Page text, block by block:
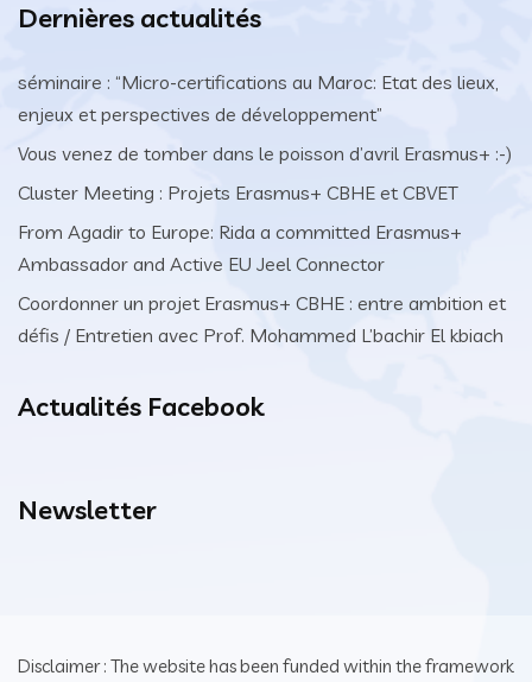
Dernières actualités
séminaire : “Micro-certifications au Maroc: Etat des lieux,
enjeux et perspectives de développement”
Vous venez de tomber dans le poisson d’avril Erasmus+ :-)
Cluster Meeting : Projets Erasmus+ CBHE et CBVET
From Agadir to Europe: Rida a committed Erasmus+
Ambassador and Active EU Jeel Connector
Coordonner un projet Erasmus+ CBHE : entre ambition et
défis / Entretien avec Prof. Mohammed L’bachir El kbiach
Actualités Facebook
Newsletter
Disclaimer : The website has been funded within the framework